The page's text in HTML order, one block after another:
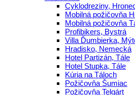
Cyklodreziny,
Mobilná požičovňa
Mobilná požičovňa
Profibikers, Bystrá
Villa Ďumbierka,
Hradisko, Nemecká
Hotel Partizán, Tále
Hotel Stupka, Tále
Kúria na Táloch
Požičovňa Šumiac
Požičovňa Telgárt